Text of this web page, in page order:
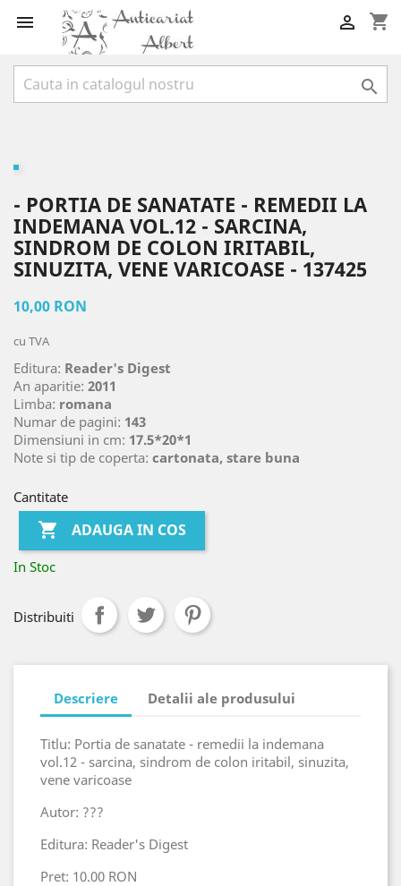
 shopping_cart


- PORTIA DE SANATATE - REMEDII LA
INDEMANA VOL.12 - SARCINA,
SINDROM DE COLON IRITABIL,
SINUZITA, VENE VARICOASE - 137425
10,00 RON
cu TVA
Editura: Reader's Digest
An aparitie: 2011
Limba: romana
Numar de pagini: 143
Dimensiuni in cm: 17.5*20*1
Note si tip de coperta: cartonata, stare buna
Cantitate
 ADAUGA IN COS
In Stoc
Distribuiti
Descriere Detalii ale produsului
Titlu: Portia de sanatate - remedii la indemana
vol.12 - sarcina, sindrom de colon iritabil, sinuzita,
vene varicoase
Autor: ???
Editura: Reader's Digest
Pret: 10.00 RON